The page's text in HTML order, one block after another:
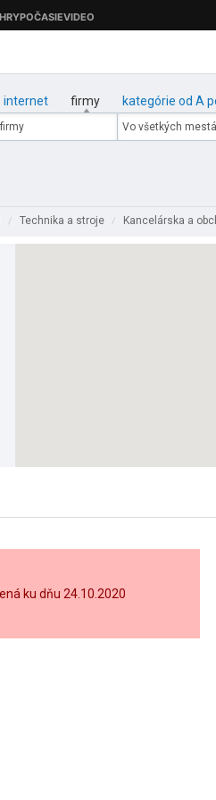
internet firmy kategórie od A
/ Technika a stroje / Kancelárska a
ku dňu 24.10.2020